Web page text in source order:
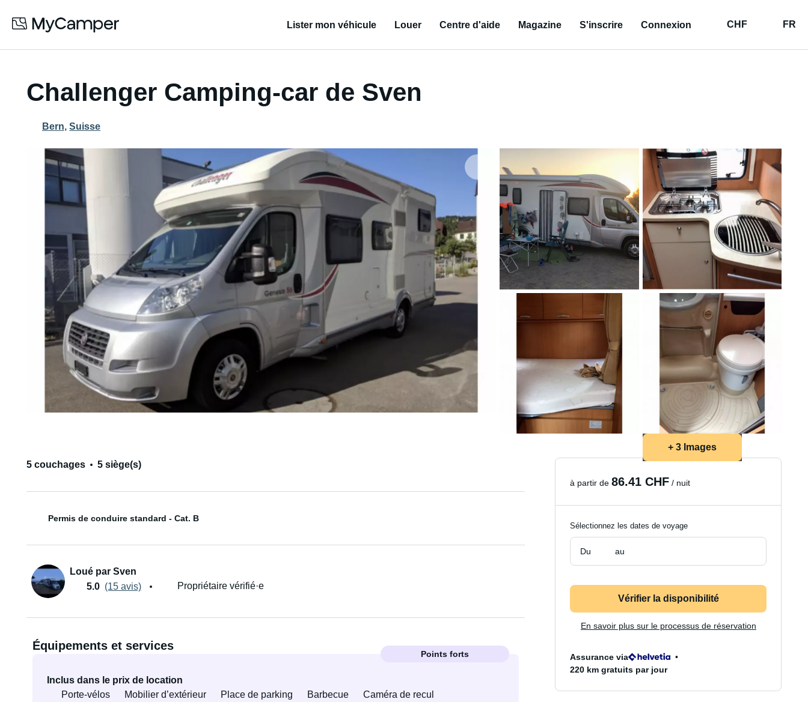
Lister mon véhicule Louer Centre d'aide Magazine S'inscrire Connexion CHF FR
Challenger Camping-car de Sven
Bern, Suisse
+ 3 Images
5 couchages
5 siège(s)
Permis de conduire standard - Cat. B
Loué par Sven
5.0 (15 avis) Propriétaire vérifié·e
Équipements et services
Points forts
Inclus dans le prix de location
Porte-vélos
Mobilier d’extérieur Place de parking Barbecue
Caméra de recul
à partir de86.41 CHF / nuit
Sélectionnez les dates de voyage
Du au
Vérifier la disponibilité
En savoir plus sur le processus de réservation
Assurance via
220 km gratuits par jour